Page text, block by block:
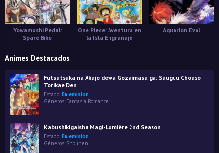
Yowamushi Pedal:
Spare Bike
One Piece: Aventura en
la Isla Engranaje
Aquarion Evol
Animes Destacados
Futsutsuka na Akujo dewa Gozaimasu ga: Suuguu Chouso
Torikae Den
Estado: En emision
Géneros: Fantasía Romance
Kabushikigaisha Magi-Lumière 2nd Season
Estado: En emision
Géneros: Shounen